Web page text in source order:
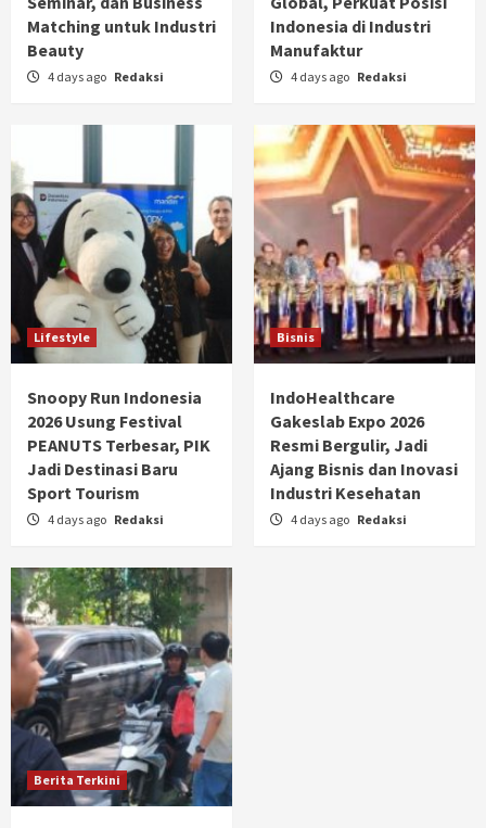
Matching untuk Industri
Beauty
4 days ago Redaksi
Indonesia di Industri
Manufaktur
4 days ago Redaksi
Lifestyle
Snoopy Run Indonesia
2026 Usung Festival
PEANUTS Terbesar, PIK
Jadi Destinasi Baru
Sport Tourism
4 days ago Redaksi
Bisnis
IndoHealthcare
Gakeslab Expo 2026
Resmi Bergulir, Jadi
Ajang Bisnis dan Inovasi
Industri Kesehatan
4 days ago Redaksi
Berita Terkini